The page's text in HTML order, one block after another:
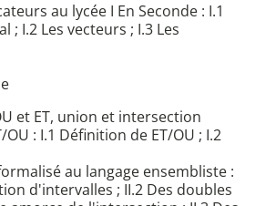
au lycée I En Seconde : I.1
; I.2 Les vecteurs ; I.3 Les
et ET, union et intersection
: I.1 Définition de ET/OU ; I.2
au langage ensembliste :
d'intervalles ; II.2 Des doubles